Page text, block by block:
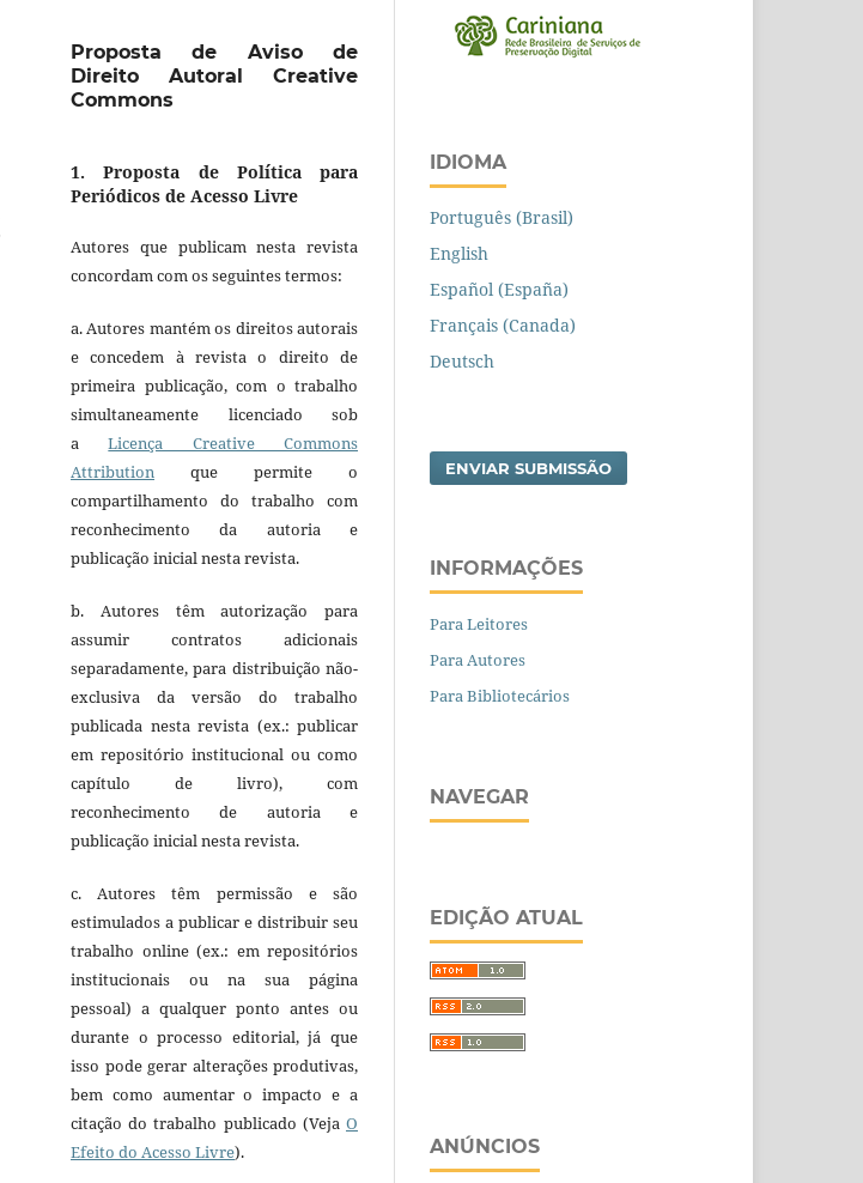
Proposta de Aviso de
Direito Autoral Creative
Commons
1. Proposta de Política para
Periódicos de Acesso Livre
Autores que publicam nesta revista
concordam com os seguintes termos:
a. Autores mantém os direitos autorais
e concedem à revista o direito de
primeira publicação, com o trabalho
simultaneamente licenciado sob
aLicença Creative Commons
Attribution que permite o
compartilhamento do trabalho com
reconhecimento da autoria e
publicação inicial nesta revista.
b. Autores têm autorização para
assumir contratos adicionais
separadamente, para distribuição não-
exclusiva da versão do trabalho
publicada nesta revista (ex.: publicar
em repositório institucional ou como
capítulo de livro), com
reconhecimento de autoria e
publicação inicial nesta revista.
c. Autores têm permissão e são
estimulados a publicar e distribuir seu
trabalho online (ex.: em repositórios
institucionais ou na sua página
pessoal) a qualquer ponto antes ou
durante o processo editorial, já que
isso pode gerar alterações produtivas,
bem como aumentar o impacto e a
citação do trabalho publicado (Veja O
Efeito do Acesso Livre).
IDIOMA
Português (Brasil)
English
Español (España)
Français (Canada)
Deutsch
ENVIAR SUBMISSÃO
INFORMAÇÕES
Para Leitores
Para Autores
Para Bibliotecários
NAVEGAR
EDIÇÃO ATUAL
ANÚNCIOS